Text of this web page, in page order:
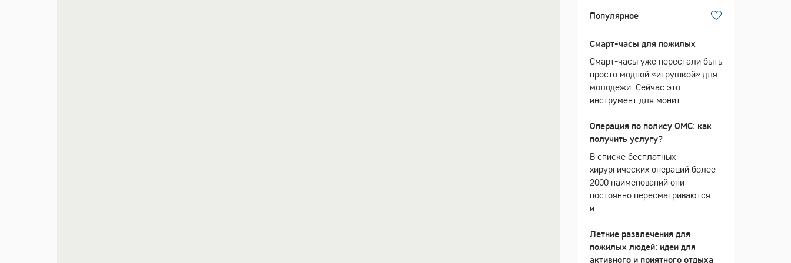
Популярное
Смарт-часы для пожилых
Смарт-часы уже перестали быть
просто модной «игрушкой» для
молодежи. Сейчас это
инструмент для монит...
Операция по полису ОМС: как
получить услугу?
В списке бесплатных
хирургических операций более
2000 наименований они
постоянно пересматриваются
и...
Летние развлечения для
пожилых людей: идеи для
активного и приятного отдыха